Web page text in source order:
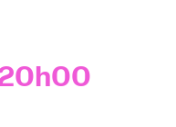
20h00
Información práctica